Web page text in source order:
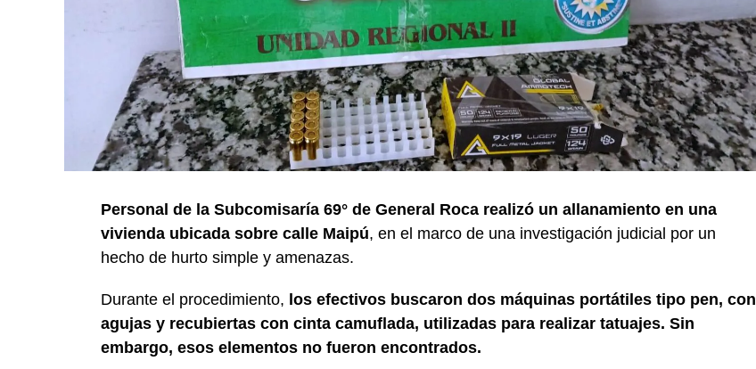
Personal de la Subcomisaría 69° de General Roca realizó un allanamiento en una
vivienda ubicada sobre calle Maipú, en el marco de una investigación judicial por un
hecho de hurto simple y amenazas.
Durante el procedimiento, los efectivos buscaron dos máquinas portátiles tipo pen, con
agujas y recubiertas con cinta camuflada, utilizadas para realizar tatuajes. Sin
embargo, esos elementos no fueron encontrados.